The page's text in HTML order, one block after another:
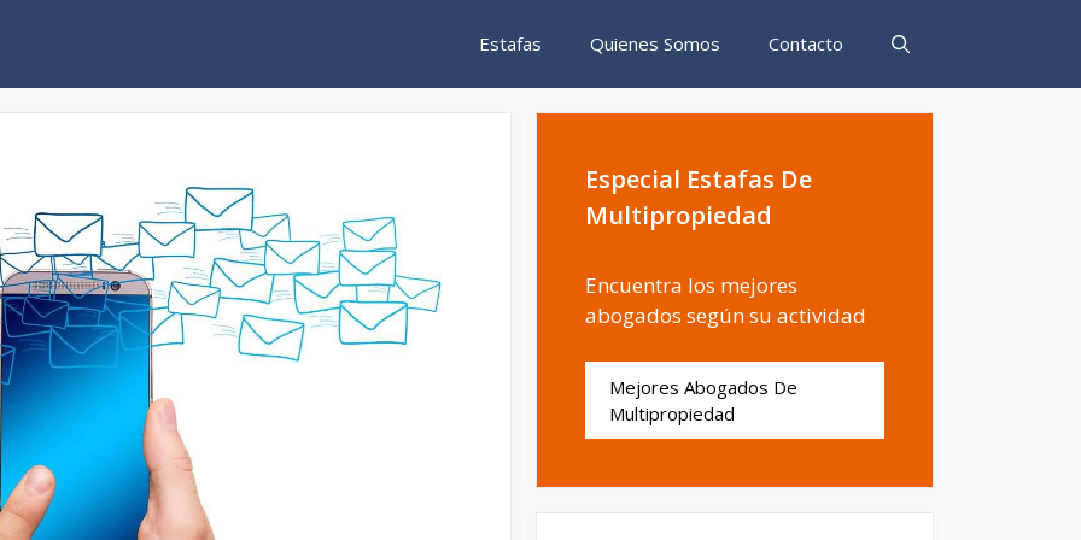
Estafas Quienes Somos Contacto
Especial Estafas De
Multipropiedad
Encuentra los mejores
abogados según su actividad
Mejores Abogados De
Multipropiedad